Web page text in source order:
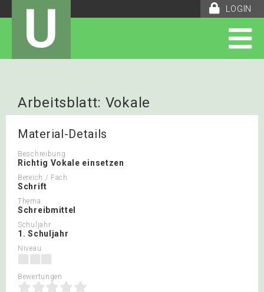
LOGIN
U
Arbeitsblatt: Vokale
Material-Details
Beschreibung
Richtig Vokale einsetzen
Bereich / Fach
Schrift
Thema
Schreibmittel
Schuljahr
1. Schuljahr
Niveau
Bewertungen